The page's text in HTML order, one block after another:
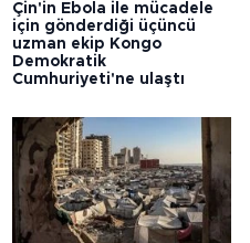
Çin'in Ebola ile mücadele
için gönderdiği üçüncü
uzman ekip Kongo
Demokratik
Cumhuriyeti'ne ulaştı